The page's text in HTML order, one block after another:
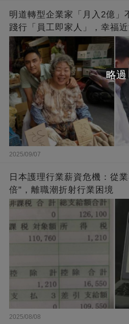
明道轉型企業家「月入2億」
踐行「員工即家人」，幸福
闆的福報
2025/09/07
日本護理行業薪資危機：從
倍"，離職潮折射行業困境
2025/08/08
略過